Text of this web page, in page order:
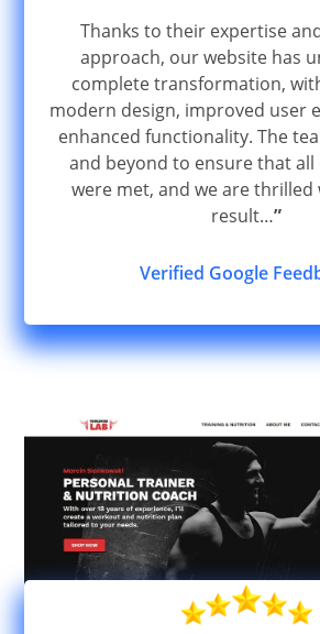
Thanks to their expertise
approach, our website has
complete transformation,
modern design, improved user
enhanced functionality. The
and beyond to ensure that all
were met, and we are thrilled
result…”
Verified Google